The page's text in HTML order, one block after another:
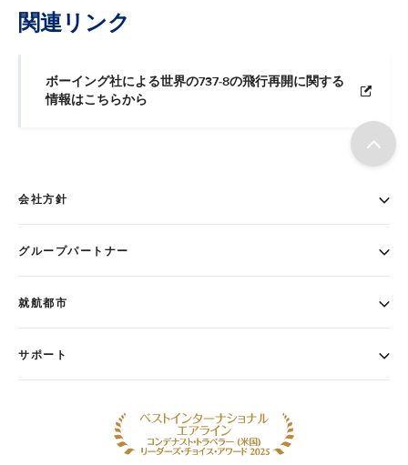
関連リンク
ボーイング社による世界の737-8の飛行再開に関する
情報はこちらから